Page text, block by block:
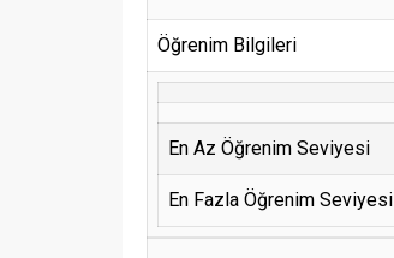
Öğrenim Bilgileri
En Az Öğrenim Seviyesi
En Fazla Öğrenim Seviyesi